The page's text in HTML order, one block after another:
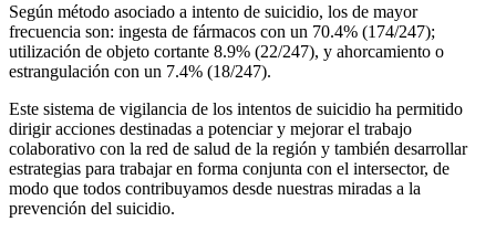
Según método asociado a intento de suicidio, los de mayor
frecuencia son: ingesta de fármacos con un 70.4% (174/247);
utilización de objeto cortante 8.9% (22/247), y ahorcamiento o
estrangulación con un 7.4% (18/247).
Este sistema de vigilancia de los intentos de suicidio ha permitido
dirigir acciones destinadas a potenciar y mejorar el trabajo
colaborativo con la red de salud de la región y también desarrollar
estrategias para trabajar en forma conjunta con el intersector, de
modo que todos contribuyamos desde nuestras miradas a la
prevención del suicidio.